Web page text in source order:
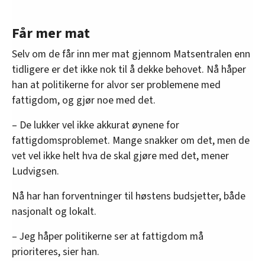
Får mer mat
Selv om de får inn mer mat gjennom Matsentralen enn
tidligere er det ikke nok til å dekke behovet. Nå håper
han at politikerne for alvor ser problemene med
fattigdom, og gjør noe med det.
– De lukker vel ikke akkurat øynene for
fattigdomsproblemet. Mange snakker om det, men de
vet vel ikke helt hva de skal gjøre med det, mener
Ludvigsen.
Nå har han forventninger til høstens budsjetter, både
nasjonalt og lokalt.
– Jeg håper politikerne ser at fattigdom må
prioriteres, sier han.